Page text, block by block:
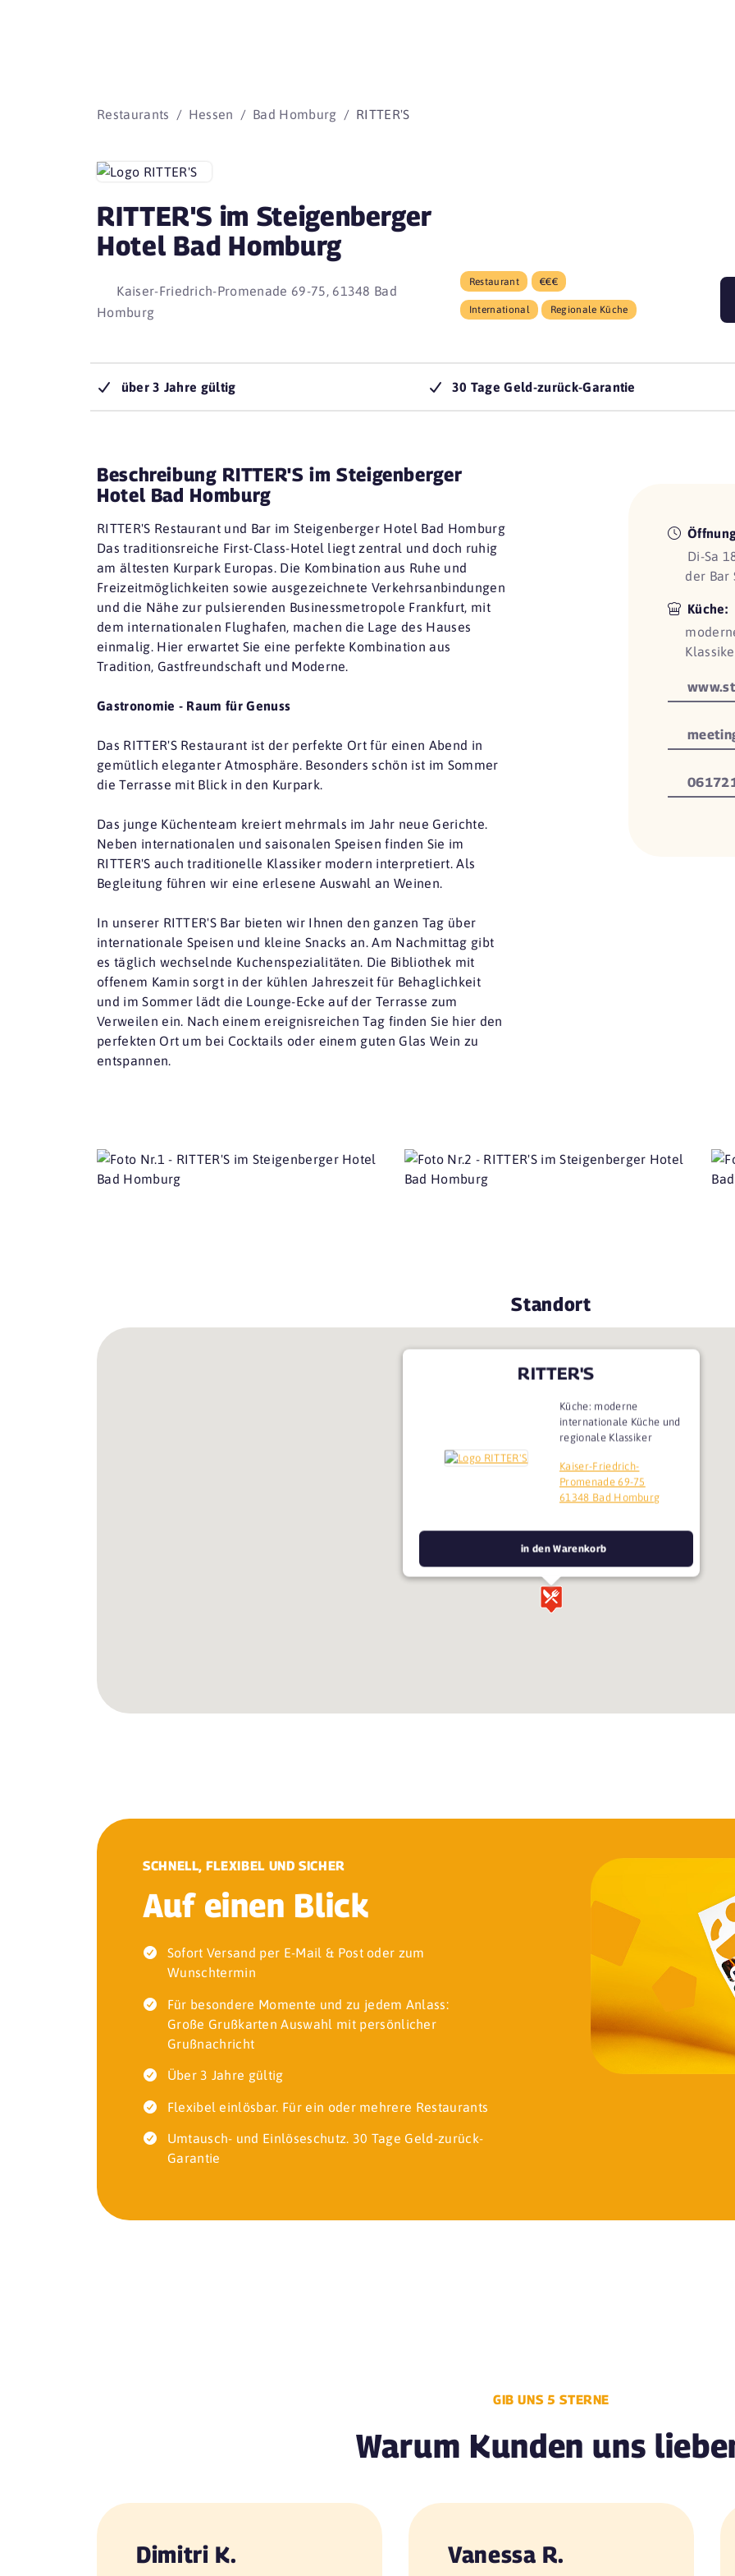
Restaurants Hessen Bad Homburg RITTER'S
RITTER'S im Steigenberger
Hotel Bad Homburg
Kaiser-Friedrich-Promenade 69-75, 61348 Bad
Homburg
Restaurant €€€
International Regionale Küche
über 3 Jahre gültig 30 Tage Geld-zurück-Garantie
Beschreibung RITTER'S im Steigenberger
Hotel Bad Homburg
RITTER'S Restaurant und Bar im Steigenberger Hotel Bad Homburg
Das traditionsreiche First-Class-Hotel liegt zentral und doch ruhig
am ältesten Kurpark Europas. Die Kombination aus Ruhe und
Freizeitmöglichkeiten sowie ausgezeichnete Verkehrsanbindungen
und die Nähe zur pulsierenden Businessmetropole Frankfurt, mit
dem internationalen Flughafen, machen die Lage des Hauses
einmalig. Hier erwartet Sie eine perfekte Kombination aus
Tradition, Gastfreundschaft und Moderne.
Gastronomie - Raum für Genuss
Das RITTER'S Restaurant ist der perfekte Ort für einen Abend in
gemütlich eleganter Atmosphäre. Besonders schön ist im Sommer
die Terrasse mit Blick in den Kurpark.
Das junge Küchenteam kreiert mehrmals im Jahr neue Gerichte.
Neben internationalen und saisonalen Speisen finden Sie im
RITTER'S auch traditionelle Klassiker modern interpretiert. Als
Begleitung führen wir eine erlesene Auswahl an Weinen.
In unserer RITTER'S Bar bieten wir Ihnen den ganzen Tag über
internationale Speisen und kleine Snacks an. Am Nachmittag gibt
es täglich wechselnde Kuchenspezialitäten. Die Bibliothek mit
offenem Kamin sorgt in der kühlen Jahreszeit für Behaglichkeit
und im Sommer lädt die Lounge-Ecke auf der Terrasse zum
Verweilen ein. Nach einem ereignisreichen Tag finden Sie hier den
perfekten Ort um bei Cocktails oder einem guten Glas Wein zu
entspannen.
Di-Sa
der Bar
Küche:
Standort
RITTER'S
Küche: moderne
internationale Küche und
regionale Klassiker
Kaiser-Friedrich-
Promenade 69-75
61348 Bad Homburg
in den Warenkorb
SCHNELL, FLEXIBEL UND SICHER
Auf einen Blick
Sofort Versand per E-Mail & Post oder zum
Wunschtermin
Für besondere Momente und zu jedem Anlass:
Große Grußkarten Auswahl mit persönlicher
Grußnachricht
Über 3 Jahre gültig
Flexibel einlösbar. Für ein oder mehrere Restaurants
Umtausch- und Einlöseschutz. 30 Tage Geld-zurück-
Garantie
GIB UNS 5 STERNE
Warum Kunden uns
Dimitri K. Vanessa R.